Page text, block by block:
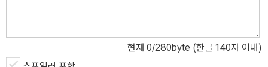
현재 0/280byte (한글 140자 이내)